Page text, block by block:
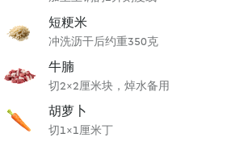
短粳米
冲洗沥干后约重350克
牛腩
切2×2厘米块，焯水备用
胡萝卜
切1×1厘米丁